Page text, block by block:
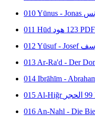
010Yūnus - Jonas
011 Hūd هود 123
012 Yūsuf - Josef
013 Ar-Ra'd - Der
014 Ibrāhīm -
015 Al-Hiğr الحجر 99
016 An-Nahl - Die